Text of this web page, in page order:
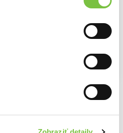
Netopierí muž
Jo Nesbo